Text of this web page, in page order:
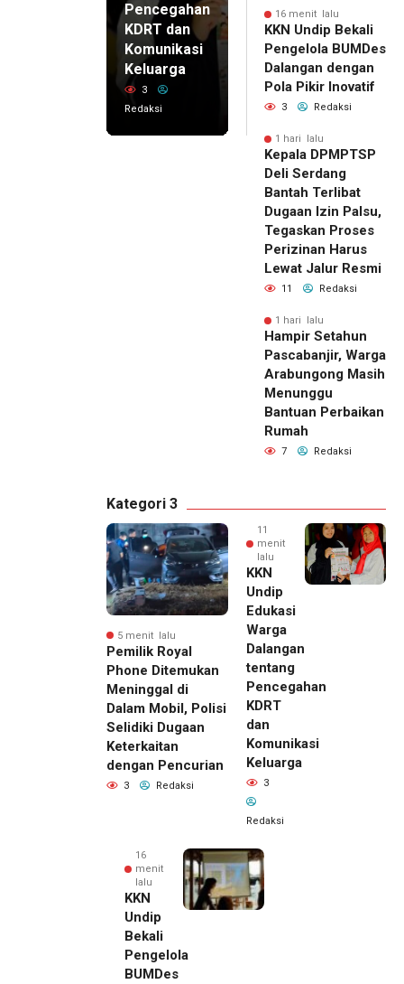
Pencegahan
KDRT dan
Komunikasi
Keluarga
3
Redaksi
16 menit lalu
KKN Undip Bekali
Pengelola BUMDes
Dalangan dengan
Pola Pikir Inovatif
3 Redaksi
1 hari lalu
Kepala DPMPTSP
Deli Serdang
Bantah Terlibat
Dugaan Izin Palsu,
Tegaskan Proses
Perizinan Harus
Lewat Jalur Resmi
11 Redaksi
1 hari lalu
Hampir Setahun
Pascabanjir, Warga
Arabungong Masih
Menunggu
Bantuan Perbaikan
Rumah
7 Redaksi
Kategori 3
5 menit lalu
Pemilik Royal
Phone Ditemukan
Meninggal di
Dalam Mobil, Polisi
Selidiki Dugaan
Keterkaitan
dengan Pencurian
3 Redaksi
11
menit
lalu
KKN
Undip
Edukasi
Warga
Dalangan
tentang
Pencegahan
KDRT
dan
Komunikasi
Keluarga
3
Redaksi
16
menit
lalu
KKN
Undip
Bekali
Pengelola
BUMDes